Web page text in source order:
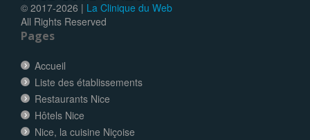
© 2017-2026 | La Clinique du Web
All Rights Reserved
Pages
Accueil
Liste des établissements
Restaurants Nice
Hôtels Nice
Nice, la cuisine Niçoise